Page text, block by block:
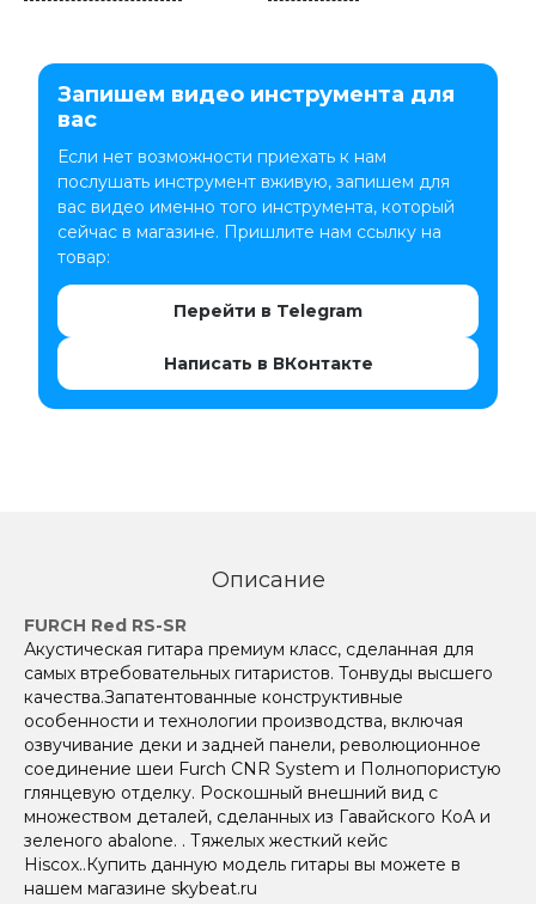
Запишем видео инструмента для
вас
Если нет возможности приехать к нам
послушать инструмент вживую, запишем для
вас видео именно того инструмента, который
сейчас в магазине. Пришлите нам ссылку на
товар:
Перейти в Telegram
Написать в ВКонтакте
Описание
FURCH Red RS-SR
Акустическая гитара премиум класс, сделанная для
самых втребовательных гитаристов. Тонвуды высшего
качества.Запатентованные конструктивные
особенности и технологии производства, включая
озвучивание деки и задней панели, революционное
соединение шеи Furch CNR System и Полнопористую
глянцевую отделку. Роскошный внешний вид с
множеством деталей, сделанных из Гавайского КоА и
зеленого abalone. . Тяжелых жесткий кейс
Hiscox..Купить данную модель гитары вы можете в
нашем магазине skybeat.ru